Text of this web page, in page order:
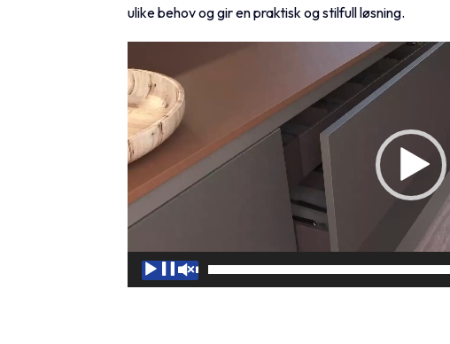
ulike behov og gir en praktisk og stilfull løsning.
00:00